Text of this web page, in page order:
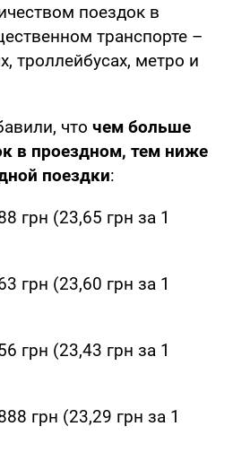
поездок в
транспорте –
троллейбусах, метро и
что чем больше
в проездном, тем ниже
поездки:
грн (23,65 грн за 1
грн (23,60 грн за 1
грн (23,43 грн за 1
грн (23,29 грн за 1